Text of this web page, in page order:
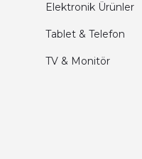
Elektronik Ürünler
Tablet & Telefon
TV & Monitör